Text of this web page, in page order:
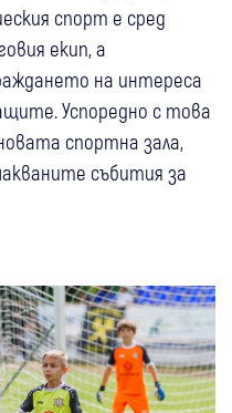
спорт е сред
екип, а
на интереса
Успоредно с това
спортна зала,
събития за